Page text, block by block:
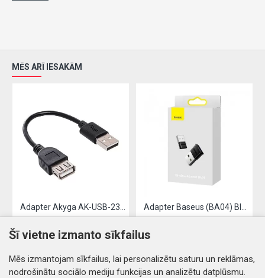
MĒS ARĪ IESAKĀM
Šī vietne izmanto sīkfailus
Mēs izmantojam sīkfailus, lai personalizētu saturu un reklāmas,
nodrošinātu sociālo mediju funkcijas un analizētu datplūsmu.